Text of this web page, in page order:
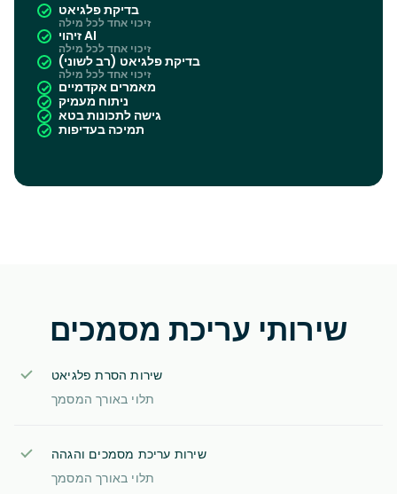
בדיקת פלגיאט
זיכוי אחד לכל מילה
זיהוי AI
זיכוי אחד לכל מילה
בדיקת פלגיאט (רב לשוני)
זיכוי אחד לכל מילה
מאמרים אקדמיים
ניתוח מעמיק
גישה לתכונות בטא
תמיכה בעדיפות
שירותי עריכת מסמכים
שירות הסרת פלגיאט
תלוי באורך המסמך
שירות עריכת מסמכים והגהה
תלוי באורך המסמך